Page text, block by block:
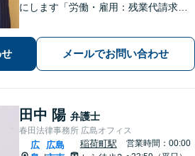
にします「労働・雇用：残業代請求、
実績が豊富」「不動産：不動産を相続
すべきか、放棄すべきか冷静に判断で
きるようサポートいたします」【広島
メールでお問い合わせ
田中 陽 弁護士
春田法律事務所 広島オフィス
広
広島
稲荷町駅
営業時間：00:00